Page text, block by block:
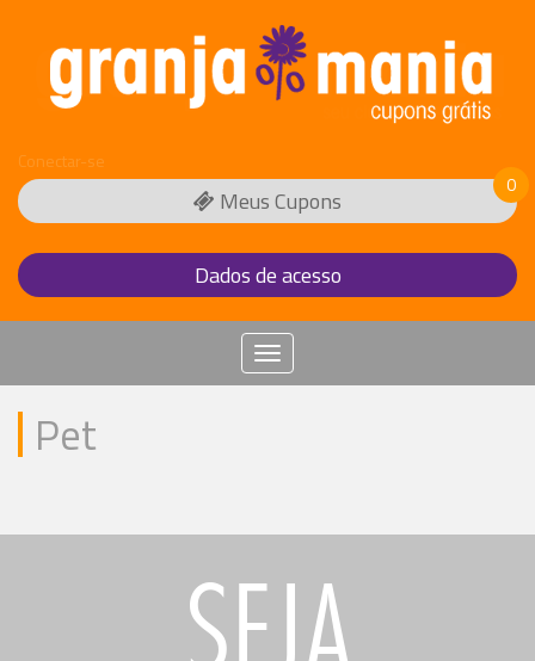
Conectar-se
Meus Cupons
0
Dados de acesso
Menu
Pet